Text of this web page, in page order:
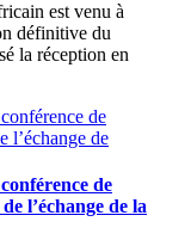
est venu à
définitive du
la réception en
de
l’échange de la